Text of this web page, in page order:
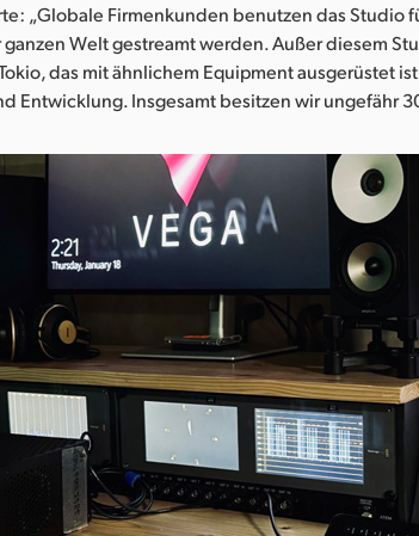
„Globale Firmenkunden benutzen das Studio
ganzen Welt gestreamt werden. Außer diesem
das mit ähnlichem Equipment ausgerüstet
Entwicklung. Insgesamt besitzen wir ungefähr